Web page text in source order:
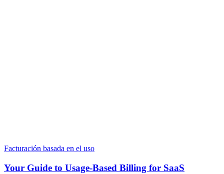
Facturación basada en el uso
Your Guide to Usage-Based Billing for SaaS